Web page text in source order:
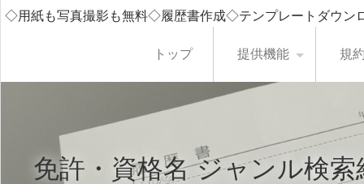
◇用紙も写真撮影も無料◇履歴書作成◇テンプレートダウ
トップ 提供機能 規
免許・資格名 ジャンル検索